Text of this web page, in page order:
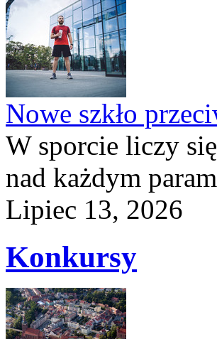
Nowe szkło
W sporcie liczy
nad każdym
Lipiec 13, 2026
Konkursy